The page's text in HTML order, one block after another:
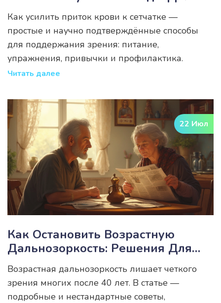
Здоровья Глаз
Как усилить приток крови к сетчатке —
простые и научно подтверждённые способы
для поддержания зрения: питание,
упражнения, привычки и профилактика.
Читать далее
22 Июл
Как Остановить Возрастную
Дальнозоркость: Решения Для
Четкого Зрения После 40
Возрастная дальнозоркость лишает четкого
зрения многих после 40 лет. В статье —
подробные и нестандартные советы,